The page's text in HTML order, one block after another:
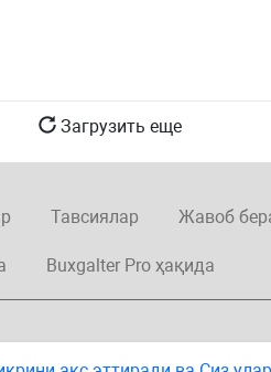
Загрузить еще
Тавсиялар Жавоб
Buxgalter Pro ҳақида